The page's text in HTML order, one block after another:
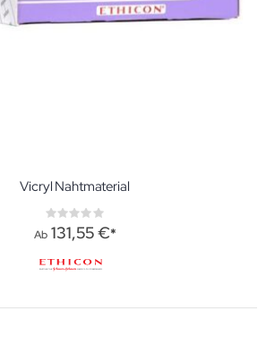
Vicryl Nahtmaterial
Rating:
0%
Ab 131,55 €